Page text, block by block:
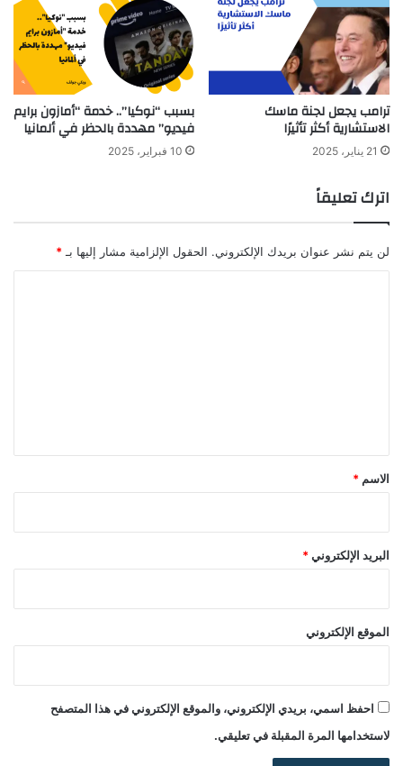
ترامب يجعل لجنة ماسك
الاستشارية أكثر تأثيرًا
21 يناير، 2025
بسبب “نوكيا”.. خدمة “أمازون برايم
فيديو” مهددة بالحظر في ألمانيا
10 فبراير، 2025
اترك تعليقاً
لن يتم نشر عنوان بريدك الإلكتروني. الحقول الإلزامية مشار إليها بـ *
*
الاسم *
البريد الإلكتروني *
الموقع الإلكتروني
احفظ اسمي، بريدي الإلكتروني، والموقع الإلكتروني في هذا المتصفح
لاستخدامها المرة المقبلة في تعليقي.